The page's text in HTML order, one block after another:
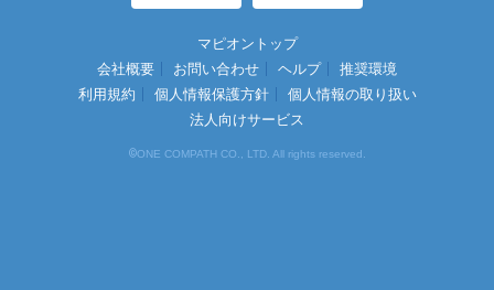
マピオントップ
会社概要
お問い合わせ ヘルプ
推奨環境
利用規約
個人情報保護方針
個人情報の取り扱い
法人向けサービス
©ONE COMPATH CO., LTD. All rights reserved.